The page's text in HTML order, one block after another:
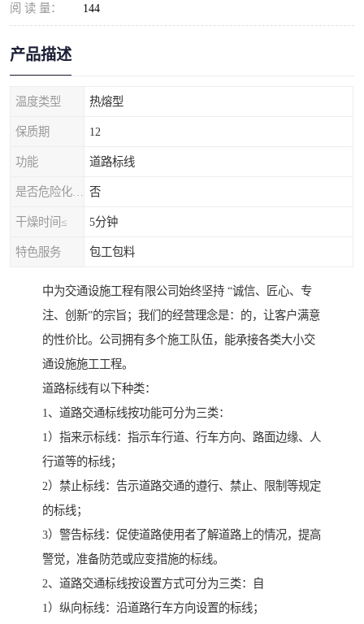
阅 读 量： 144
产品描述
温度类型 热熔型
保质期 12
功能 道路标线
否
干燥时间≤ 5分钟
特色服务 包工包料
中为交通设施工程有限公司始终坚持 “诚信、匠心、专
注、创新”的宗旨；我们的经营理念是：的，让客户满意
的性价比。公司拥有多个施工队伍，能承接各类大小交
通设施施工工程。
道路标线有以下种类：
1、道路交通标线按功能可分为三类：
1）指来示标线：指示车行道、行车方向、路面边缘、人
行道等的标线；
2）禁止标线：告示道路交通的遵行、禁止、限制等规定
的标线；
3）警告标线：促使道路使用者了解道路上的情况，提高
警觉，准备防范或应变措施的标线。
2、道路交通标线按设置方式可分为三类：自
1）纵向标线：沿道路行车方向设置的标线；